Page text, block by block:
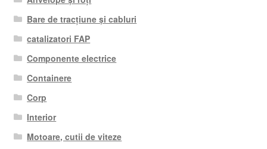
Bare de tracțiune și cabluri
catalizatori FAP
Componente electrice
Containere
Corp
Interior
Motoare, cutii de viteze